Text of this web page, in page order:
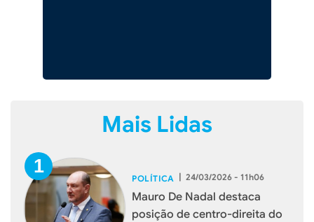
Mais Lidas
POLÍTICA | 24/03/2026 - 11h06
Mauro De Nadal destaca
posição de centro-direita do